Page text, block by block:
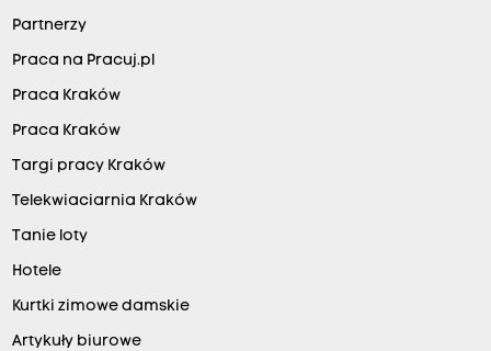
Partnerzy
Praca na Pracuj.pl
Praca Kraków
Praca Kraków
Targi pracy Kraków
Telekwiaciarnia Kraków
Tanie loty
Hotele
Kurtki zimowe damskie
Artykuły biurowe